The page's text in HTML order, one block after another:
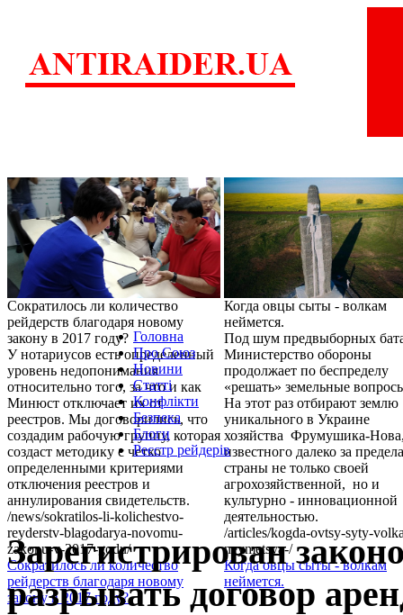
Сократилось ли количество
рейдерств благодаря новому
закону в 2017 году?
У нотариусов есть определенный
уровень недопонимания
относительно того, за что и как
Минюст отключает их от
реестров. Мы договорились, что
создадим рабочую группу, которая
создаст методику с четко
определенными критериями
отключения реестров и
аннулирования свидетельств.
/news/sokratilos-li-kolichestvo-
reyderstv-blagodarya-novomu-
zakonu-v-2017-godu/
Сократилось ли количество
рейдерств благодаря новому
закону в 2017 году?
Когда овцы сыты - волкам
неймется.
Под шум предвыборных
Министерство обороны
продолжает по беспределу
«решать» земельные
На этот раз отбирают землю
уникального в Украине
хозяйства Фрумушика-
известного далеко за
страны не только своей
агрохозяйственной, но и
культурно - инновационной
деятельностью.
/articles/kogda-ovtsy-syty-
neymetsya-/
Когда овцы сыты - волкам
неймется.
Головна
Про Союз
Новини
Статті
Конфлікти
Безпека
Блоги
Реєстр рейдерів
Зарегистрирован
разрывать договор